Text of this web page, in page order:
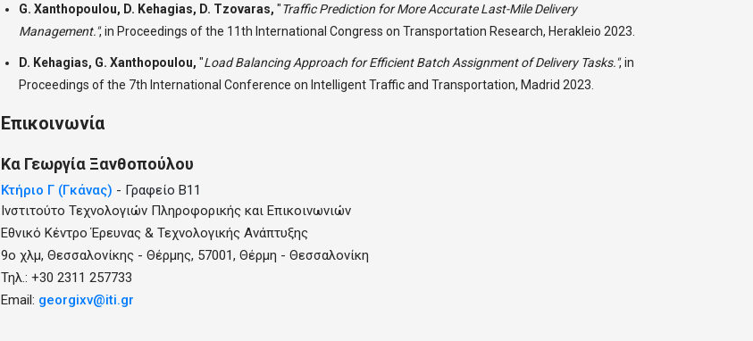
G. Xanthopoulou, D. Kehagias, D. Tzovaras, "Traffic Prediction for More Accurate Last-Mile Delivery
Management.",in Proceedings of the 11th International Congress on Transportation Research, Herakleio 2023.
D. Kehagias, G. Xanthopoulou, "Load Balancing Approach for Efficient Batch Assignment of Delivery Tasks.",in
Proceedings of the 7th International Conference on Intelligent Traffic and Transportation, Madrid 2023.
Επικοινωνία
Κα Γεωργία Ξανθοπούλου
Κτήριο Γ (Γκάνας) - Γραφείο B11
Ινστιτούτο Τεχνολογιών Πληροφορικής και Επικοινωνιών
Εθνικό Κέντρο Έρευνας & Τεχνολογικής Ανάπτυξης
9ο χλμ, Θεσσαλονίκης - Θέρμης, 57001, Θέρμη - Θεσσαλονίκη
Τηλ.: +30 2311 257733
Email: georgixv@iti.gr